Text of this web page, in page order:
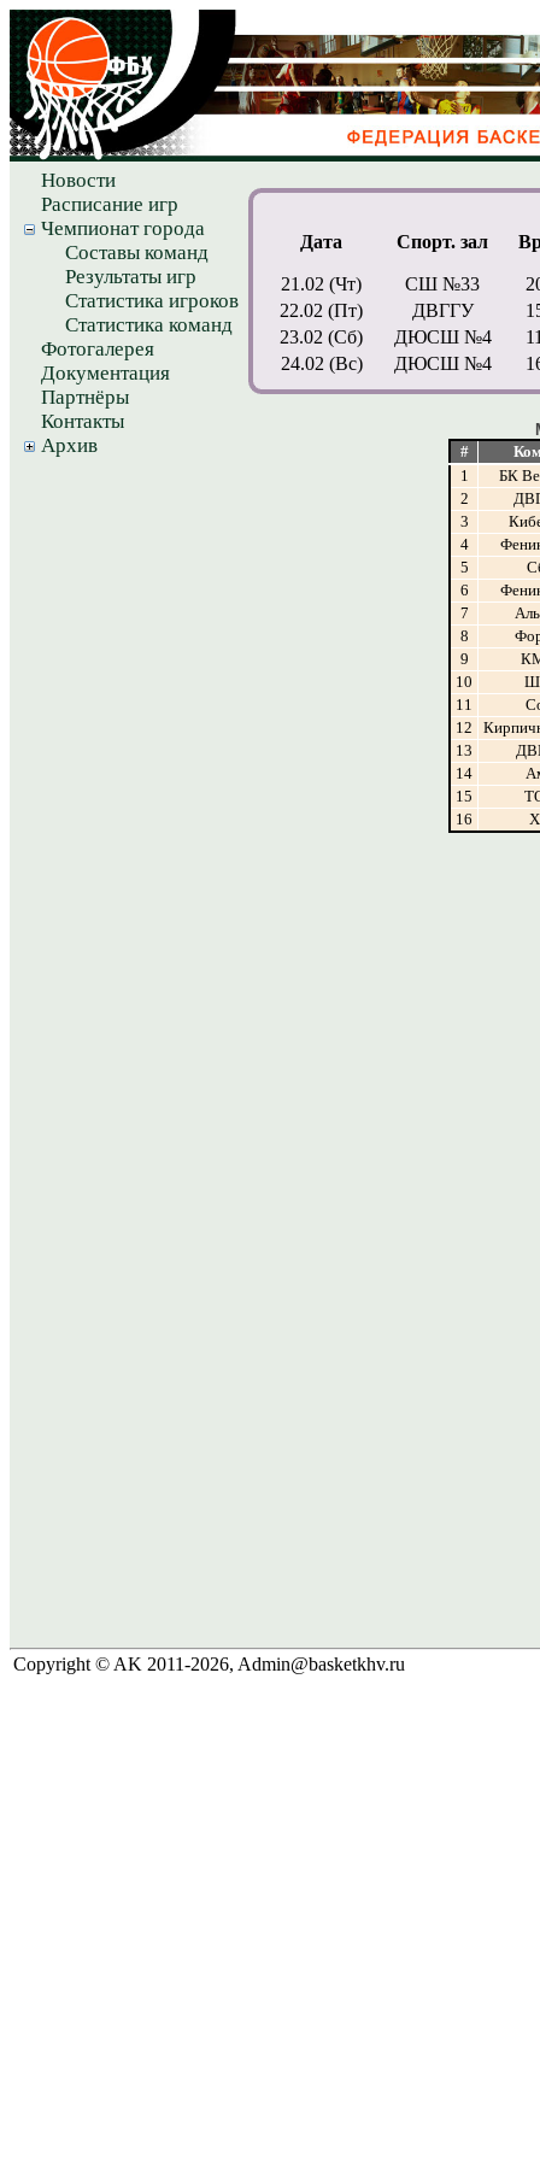
Новости
Расписание игр
Чемпионат города
Составы команд
Результаты игр
Статистика игроков
Статистика команд
Фотогалерея
Документация
Партнёры
Контакты
Архив
Дата Спорт. зал
21.02 (Чт) СШ №33
22.02 (Пт)
ДВГГУ
23.02 (Сб)
ДЮСШ №4
24.02 (Вс)
ДЮСШ №4
#
1
БК
2
3
4
5
6
7
8
9
10
11
12
13
14
15
16
Copyright © AK 2011-2026, Admin@basketkhv.ru